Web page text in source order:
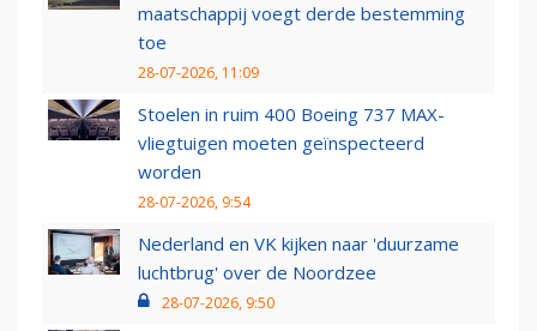
maatschappij voegt derde bestemming
toe
28-07-2026, 11:09
Stoelen in ruim 400 Boeing 737 MAX-
vliegtuigen moeten geïnspecteerd
worden
28-07-2026, 9:54
Nederland en VK kijken naar 'duurzame
luchtbrug' over de Noordzee
28-07-2026, 9:50